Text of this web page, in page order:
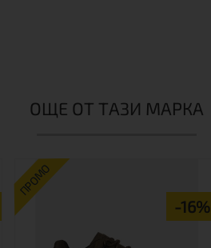
ОЩЕ ОТ ТАЗИ МАРКА
ПРОМО
-16%